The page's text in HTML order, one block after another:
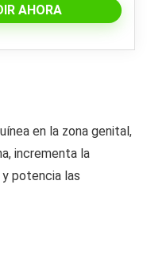
AHORA
en la zona genital,
incrementa la
potencia las